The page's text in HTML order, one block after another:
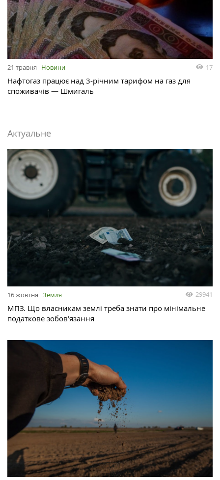
21 травня Новини 17
Нафтогаз працює над 3-річним тарифом на газ для
споживачів — Шмигаль
Актуальне
16 жовтня Земля 29941
МПЗ. Що власникам землі треба знати про мінімальне
податкове зобов’язання